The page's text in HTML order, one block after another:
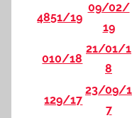
4851/19
09/02/
19
010/18
21/01/1
8
129/17
23/09/1
7